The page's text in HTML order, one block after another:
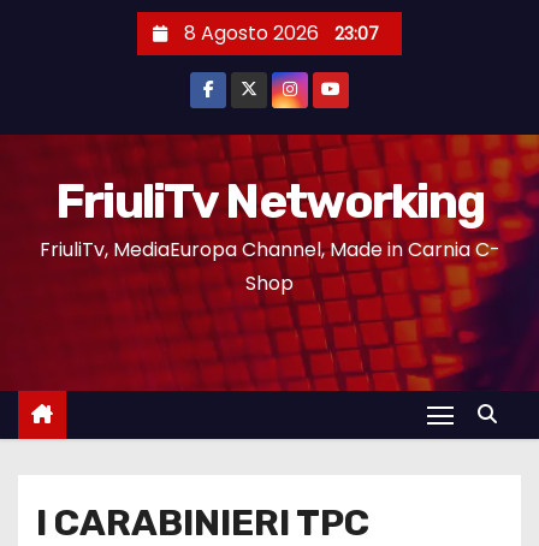
8 Agosto 2026 23:07
FriuliTv Networking
FriuliTv, MediaEuropa Channel, Made in Carnia C-
Shop
I CARABINIERI TPC